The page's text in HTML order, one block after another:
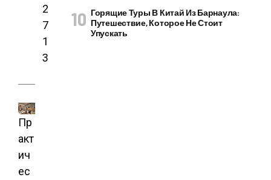
2
7
1
3
Пр
акт
ич
ес
Горящие Туры В Китай Из Барнаула:
Путешествие, Которое Не Стоит
Упускать